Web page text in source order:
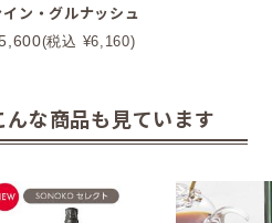
イン・グルナッシュ
(税込 ¥6,160)
な商品も見ています